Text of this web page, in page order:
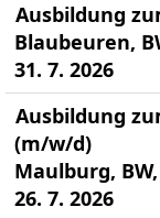
Ausbildung
Blaubeuren,
31. 7. 2026
Ausbildung
(m/w/d)
Maulburg, BW,
26. 7. 2026